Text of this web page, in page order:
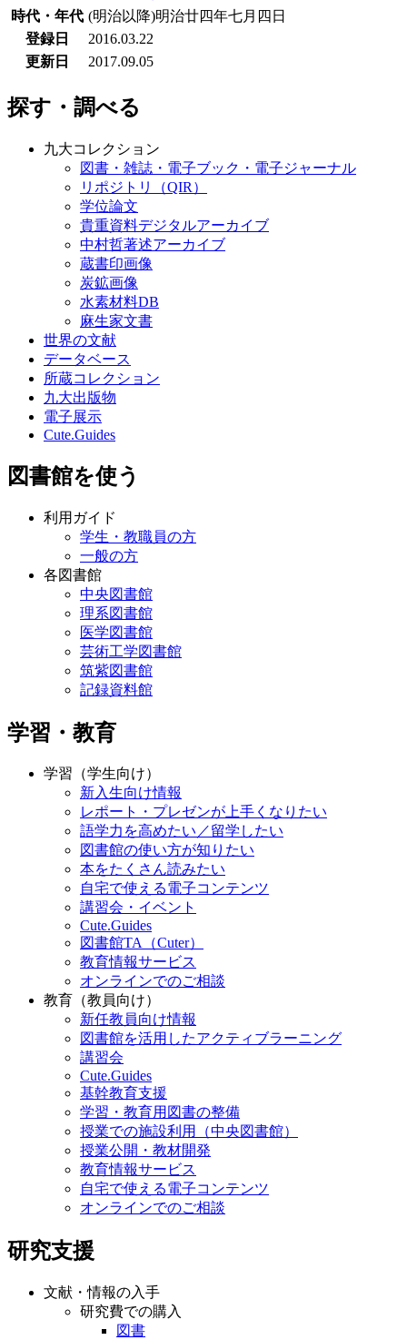
時代・年代 (明治以降)明治廿四年七月四日
登録日
2016.03.22
更新日
2017.09.05
探す・調べる
九大コレクション
図書・雑誌・電子ブック・電子ジャーナル
リポジトリ（QIR）
学位論文
貴重資料デジタルアーカイブ
中村哲著述アーカイブ
蔵書印画像
炭鉱画像
水素材料DB
麻生家文書
世界の文献
データベース
所蔵コレクション
九大出版物
電子展示
Cute.Guides
図書館を使う
利用ガイド
学生・教職員の方
一般の方
各図書館
中央図書館
理系図書館
医学図書館
芸術工学図書館
筑紫図書館
記録資料館
学習・教育
学習（学生向け）
新入生向け情報
レポート・プレゼンが上手くなりたい
語学力を高めたい／留学したい
図書館の使い方が知りたい
本をたくさん読みたい
自宅で使える電子コンテンツ
講習会・イベント
Cute.Guides
図書館TA（Cuter）
教育情報サービス
オンラインでのご相談
教育（教員向け）
新任教員向け情報
図書館を活用したアクティブラーニング
講習会
Cute.Guides
基幹教育支援
学習・教育用図書の整備
授業での施設利用（中央図書館）
授業公開・教材開発
教育情報サービス
自宅で使える電子コンテンツ
オンラインでのご相談
研究支援
文献・情報の入手
研究費での購入
図書